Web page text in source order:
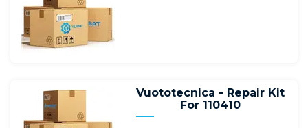
Vuototecnica - Repair Kit
For 110410